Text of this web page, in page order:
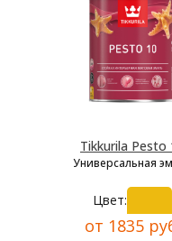
Tikkurila Pesto
Универсальная
Цвет:
от 1835